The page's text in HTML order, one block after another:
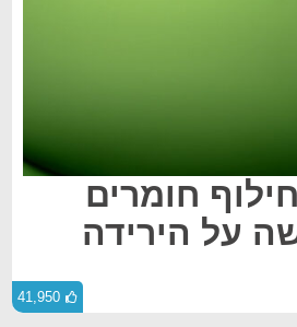
חומרים
על הירידה
41,950